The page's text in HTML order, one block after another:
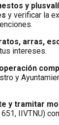
y
y verificar la
arras,
intereses.
y
y tramitar
IIVTNU)